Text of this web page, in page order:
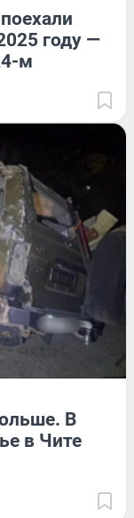
году —
м
В
в Чите